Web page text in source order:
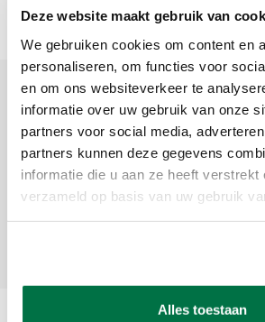
Deze website maakt gebruik van
We gebruiken cookies om content en
personaliseren, om functies voor
en om ons websiteverkeer te
informatie over uw gebruik van onze
partners voor social media,
partners kunnen deze gegevens
informatie die u aan ze heeft verstrekt
verzameld op basis van uw gebruik
Alles toestaan
Sign up for our
Get the latest updates, news and